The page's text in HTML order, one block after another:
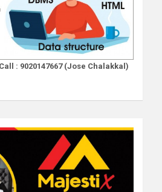
: 9020147667 (Jose Chalakkal)